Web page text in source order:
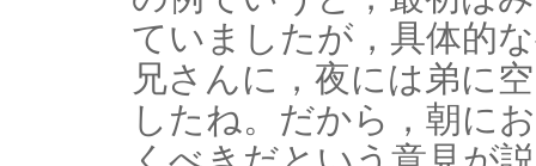
ていましたが，具体的
兄さんに，夜には弟に
したね。だから，朝に